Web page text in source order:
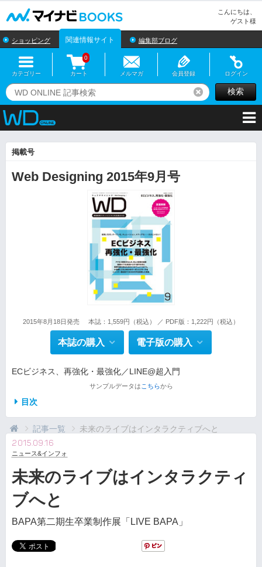
こんにちは、
ゲスト様
ショッピング 関連情報サイト 編集部ブログ
カテゴリー カート
0
メルマガ 会員登録 ログイン
リセット検索
掲載号
Web Designing 2015年9月号
2015年8月18日発売 本誌：1,559円（税込） ／ PDF版：1,222円（税込）
本誌の購入 電子版の購入
ECビジネス、再強化・最強化／LINE@超入門
サンプルデータは こちらから
目次
記事一覧 未来のライブはインタラクティブへと
2015.09.16
ニュース&インフォ
未来のライブはインタラクティ
ブへと
BAPA第二期生卒業制作展「LIVE BAPA」